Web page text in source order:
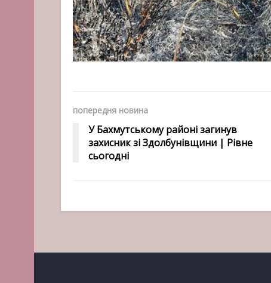
попередня новина
У Бахмутському районі загинув
захисник зі Здолбунівщини | Рівне
сьогодні